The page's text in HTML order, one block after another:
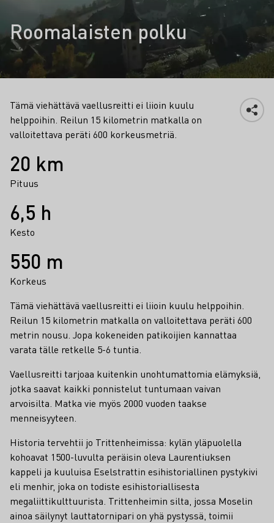
Roomalaisten polku
Tämä viehättävä vaellusreitti ei liioin kuulu
helppoihin. Reilun 15 kilometrin matkalla on
valloitettava peräti 600 korkeusmetriä.
Faktat
20 km
Pituus
6,5 h
Kesto
550 m
Korkeus
Tämä viehättävä vaellusreitti ei liioin kuulu helppoihin.
Reilun 15 kilometrin matkalla on valloitettava peräti 600
metrin nousu. Jopa kokeneiden patikoijien kannattaa
varata tälle retkelle 5-6 tuntia.
Vaellusreitti tarjoaa kuitenkin unohtumattomia elämyksiä,
jotka saavat kaikki ponnistelut tuntumaan vaivan
arvoisilta. Matka vie myös 2000 vuoden taakse
menneisyyteen.
Historia tervehtii jo Trittenheimissa: kylän yläpuolella
kohoavat 1500-luvulta peräisin oleva Laurentiuksen
kappeli ja kuuluisa Eselstrattin esihistoriallinen pystykivi
eli menhir, joka on todiste esihistoriallisesta
megaliittikulttuurista. Trittenheimin silta, jossa Moselin
ainoa säilynyt lauttatornipari on yhä pystyssä, toimii